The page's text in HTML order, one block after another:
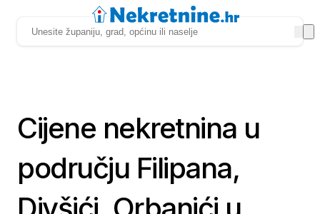
Cijene nekretnina u
području Filipana,